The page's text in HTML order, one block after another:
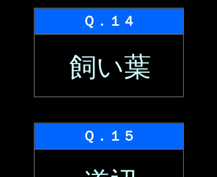
Ｑ．１４
飼い葉
Ｑ．１５